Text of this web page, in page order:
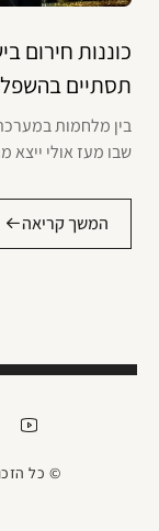
כוננות חירום
תסתיים
בין מלחמות
שבו מעז אולי ייצא
המשך קריאה
© כל